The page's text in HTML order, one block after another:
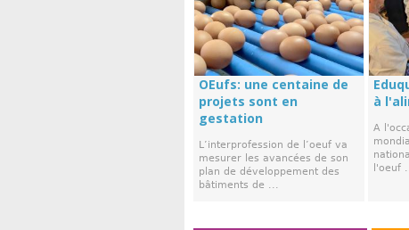
OEufs: une centaine de
projets sont en
gestation
L’interprofession de l’oeuf va
mesurer les avancées de son
plan de développement des
bâtiments de ...
à
A
l'oeuf